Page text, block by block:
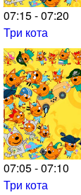
07:15 - 07:20
Три кота
07:05 - 07:10
Три кота